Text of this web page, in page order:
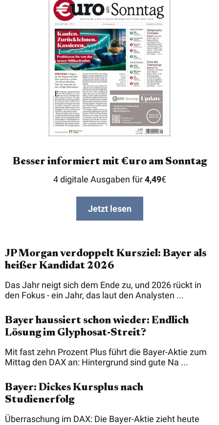
Besser informiert mit €uro am Sonntag
4 digitale Ausgaben für4,49€
Jetzt lesen
JP Morgan verdoppelt Kursziel: Bayer als
heißer Kandidat 2026
Das Jahr neigt sich dem Ende zu, und 2026 rückt in
den Fokus - ein Jahr, das laut den Analysten ...
Bayer haussiert schon wieder: Endlich
Lösung im Glyphosat‑Streit?
Mit fast zehn Prozent Plus führt die Bayer-Aktie zum
Mittag den DAX an: Hintergrund sind gute Na ...
Bayer: Dickes Kursplus nach
Studienerfolg
Überraschung im DAX: Die Bayer-Aktie zieht heute